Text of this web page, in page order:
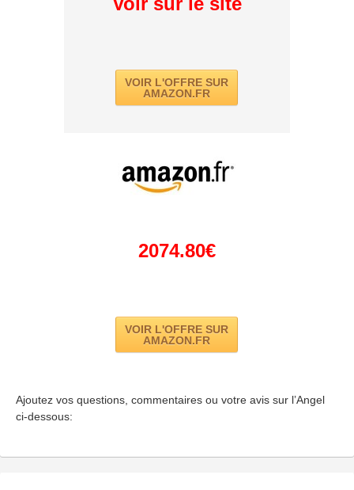
VOIR L'OFFRE SUR
AMAZON.FR
2074.80€
VOIR L'OFFRE SUR
AMAZON.FR
Ajoutez vos questions, commentaires ou votre avis sur l’Angel
ci-dessous: